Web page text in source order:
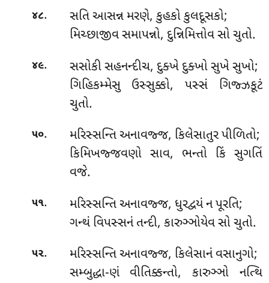
૪૮. સતિઆસન્ન મરણે, કુહકો કુલદૂસકો;
મિચ્છાજીવ સમાપન્નો, દુન્નિમિત્તોવ સો ચુતો.
૪૯. સસોકીસહનન્દીચ, દુક્ખે દુક્ખો સુખે સુખો;
ગિહિકમ્મેસુ ઉસ્સુક્કો, પસ્સં ગિજ્ઝકૂટં
ચુતો.
૫૦.
મરિસ્સન્તિ અનાવજ્જ, કિલેસાતુર પીળિતો;
કિમિખજ્જવણો સાવ, ભન્તો કિં સુગતિં
વજે.
૫૧. મરિસ્સન્તિઅનાવજ્જ, ધુરદ્વયં ન પૂરતિ;
ગન્થં વિપસ્સનં તન્દી, કારુઞ્ઞોયેવ સો ચુતો.
૫૨.
મરિસ્સન્તિ અનાવજ્જ, કિલેસાનં વસાનુગો;
સમ્બુદ્ધા-ણં વીતિક્કન્તો, કારુઞ્ઞો નત્થિ